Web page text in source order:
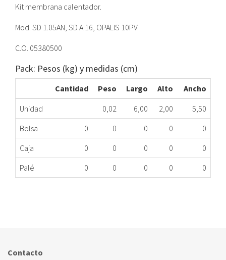
Kit membrana calentador.
Mod. SD 1.05AN, SD A.16, OPALIS 10PV
C.O. 05380500
Pack: Pesos (kg) y medidas (cm)
Cantidad Peso Largo Alto
Ancho
Unidad
0,02 6,00 2,00
5,50
Bolsa
0 0 0 0
0
Caja
0 0 0 0
0
Palé
0 0 0 0 0
Contacto